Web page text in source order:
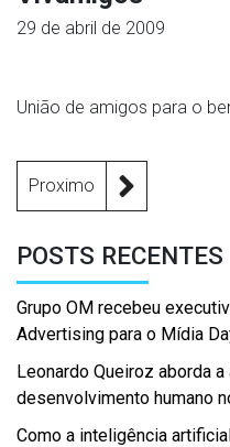
29 de abril de 2009
União de amigos para o
Proximo
POSTS RECENTES
Grupo OM recebeu
Advertising para o Mídia
Leonardo Queiroz aborda
desenvolvimento humano
Como a inteligência